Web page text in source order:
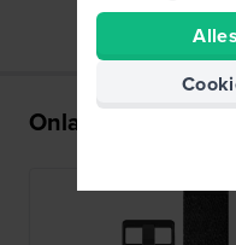
Onlangs bekeken